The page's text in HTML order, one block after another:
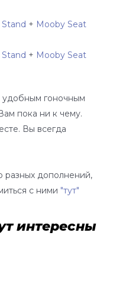
+ Mooby Seat
+ Mooby Seat
удобным гоночным
пока ни к чему.
Вы всегда
разных дополнений,
с ними "тут"
интересны